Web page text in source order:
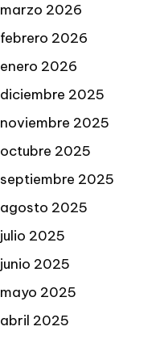
marzo 2026
febrero 2026
enero 2026
diciembre 2025
noviembre 2025
octubre 2025
septiembre 2025
agosto 2025
julio 2025
junio 2025
mayo 2025
abril 2025